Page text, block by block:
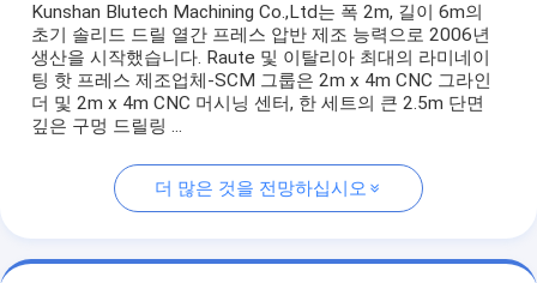
Kunshan Blutech Machining Co.,Ltd는 폭 2m, 길이 6m의
초기 솔리드 드릴 열간 프레스 압반 제조 능력으로 2006년
생산을 시작했습니다. Raute 및 이탈리아 최대의 라미네이
팅 핫 프레스 제조업체-SCM 그룹은 2m x 4m CNC 그라인
더 및 2m x 4m CNC 머시닝 센터, 한 세트의 큰 2.5m 단면
깊은 구멍 드릴링 ...
더 많은 것을 전망하십시오